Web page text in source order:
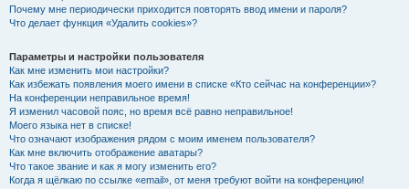
Почему мне периодически приходится повторять ввод имени и пароля?
Что делает функция «Удалить cookies»?
Параметры и настройки пользователя
Как мне изменить мои настройки?
Как избежать появления моего имени в списке «Кто сейчас на конференции»?
На конференции неправильное время!
Я изменил часовой пояс, но время всё равно неправильное!
Моего языка нет в списке!
Что означают изображения рядом с моим именем пользователя?
Как мне включить отображение аватары?
Что такое звание и как я могу изменить его?
Когда я щёлкаю по ссылке «email», от меня требуют войти на конференцию!